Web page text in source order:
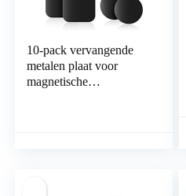
10-pack vervangende
metalen plaat voor
magnetische